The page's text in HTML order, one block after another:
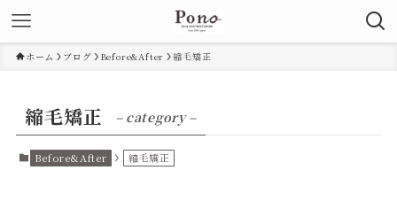
ホーム ブログ Before&After 縮毛矯正
縮毛矯正 – category –
Before&After 縮毛矯正